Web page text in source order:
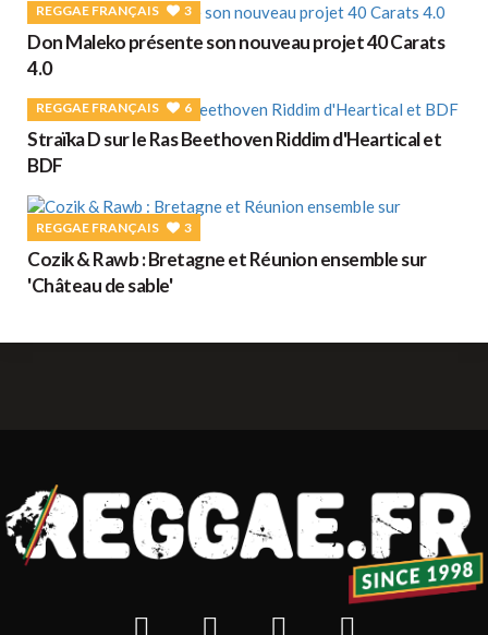
REGGAE FRANÇAIS 3
Don Maleko présente son nouveau projet 40 Carats
4.0
REGGAE FRANÇAIS 6
Straïka D sur le Ras Beethoven Riddim d'Heartical et
BDF
REGGAE FRANÇAIS 3
Cozik & Rawb : Bretagne et Réunion ensemble sur
'Château de sable'